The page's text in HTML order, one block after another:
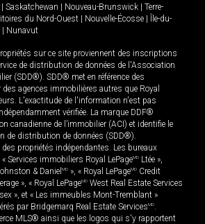
| Saskatchewan | Nouveau-Brunswick | Terre-
du Nord-Ouest | Nouvelle-Écosse | Île-du-
| Nunavut
sur ce site proviennent des inscriptions
de distribution de données de l'Association
(SDD®). SDD® met en référence des
agences immobilières autres que Royal
L'exactitude de l'information n'est pas
vérifiée. La marque DDF®
canadienne de l’immobilier (ACI) et identifie le
de distribution de données (SDD®).
propriétés indépendantes. Les bureaux
Services immobiliers Royal LePageMD Ltée »,
& Daniel MD », « Royal LePageMD Credit
», « Royal LePageMD West Real Estate Services
», et « Les immeubles Mont-Tremblant »
par Bridgemarq Real Estate ServicesMD
MLS® ainsi que les logos qui s'y rapportent